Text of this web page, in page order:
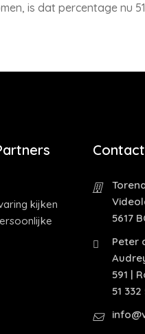
is dat percentage nu
kijken
5617
Peter
591 |
51 332